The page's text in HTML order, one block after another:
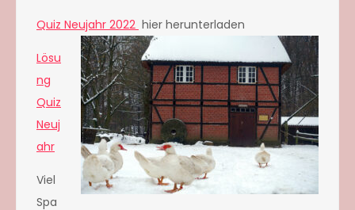
Quiz Neujahr 2022 hier herunterladen
Lösu
ng
Quiz
Neuj
ahr
Viel
Spa